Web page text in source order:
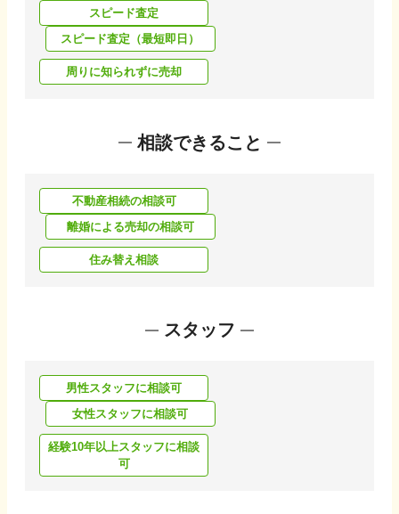
スピード査定
スピード査定（最短即日）
周りに知られずに売却
相談できること
不動産相続の相談可
離婚による売却の相談可
住み替え相談
スタッフ
男性スタッフに相談可
女性スタッフに相談可
経験10年以上スタッフに相談
可